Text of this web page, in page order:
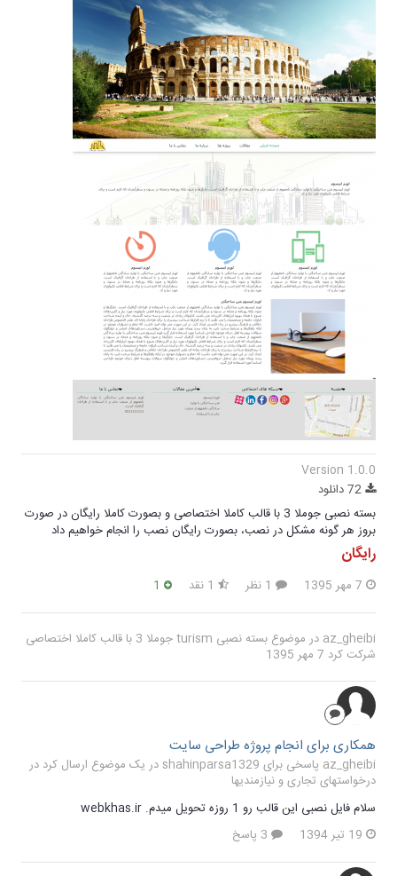
Version 1.0.0
بسته نصبی جوملا 3 با قالب کاملا اختصاصی و بصورت کاملا رایگان در صورت
بروز هر گونه مشکل در نصب، بصورت رایگان نصب را انجام خواهیم داد
رایگان
7 مهر 1395
az_gheibi در موضوع بسته نصبی turism جوملا 3 با قالب کاملا اختصاصی
شرکت کرد 7 مهر 1395
همکاری برای انجام پروژه طراحی سایت
az_gheibi پاسخی برای shahinparsa1329 در یک موضوع ارسال کرد در
درخواستهای تجاری و نیازمندیها
سلام فایل نصبی این قالب رو 1 روزه تحویل میدم. webkhas.ir
19 تیر 1394